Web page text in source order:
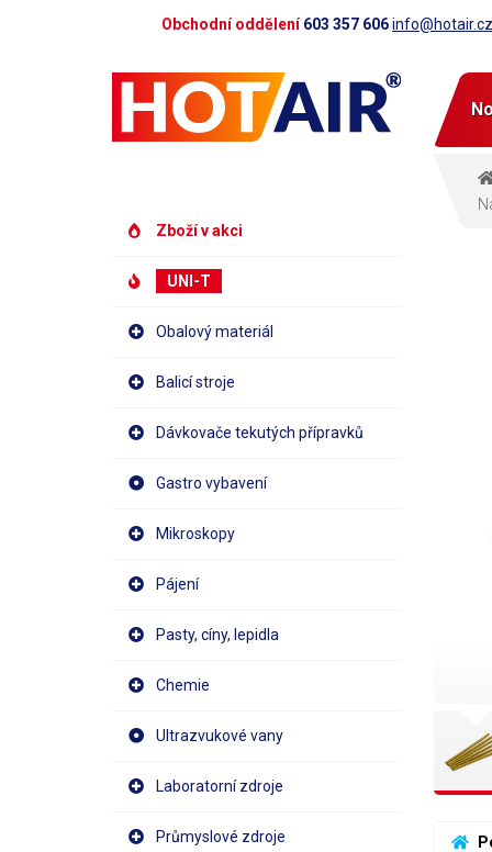
Obchodní oddělení603 357 606info@hotair.cz
Zboží v akci
UNI-T
Obalový materiál
Balicí stroje
Dávkovače tekutých přípravků
Gastro vybavení
Mikroskopy
Pájení
Pasty, cíny, lepidla
Chemie
Ultrazvukové vany
Laboratorní zdroje
Průmyslové zdroje